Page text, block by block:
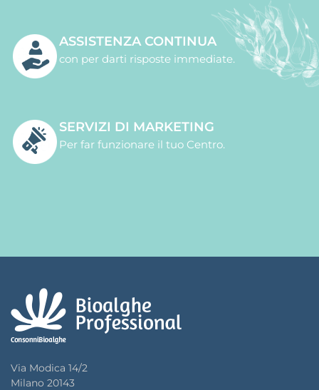
ASSISTENZA CONTINUA
con per darti risposte immediate.
SERVIZI DI MARKETING
Per far funzionare il tuo Centro.
Via Modica 14/2
Milano 20143